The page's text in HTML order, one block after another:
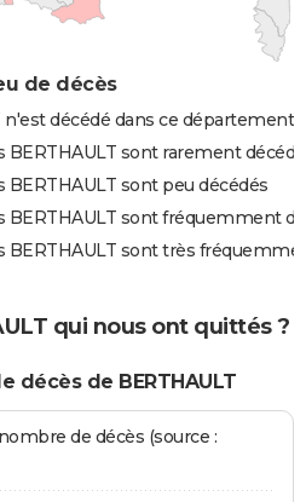
de décès
n'est décédé dans ce département
sont rarement
sont peu décédés
BERTHAULT sont fréquemment
BERTHAULT sont très
qui nous ont quittés ?
décès de BERTHAULT
de décès (source :